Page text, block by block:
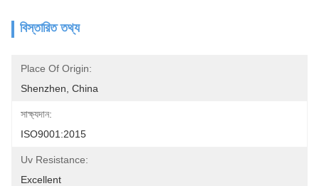
বিস্তারিত তথ্য
Place Of Origin:
Shenzhen, China
সাক্ষ্যদান:
ISO9001:2015
Uv Resistance:
Excellent